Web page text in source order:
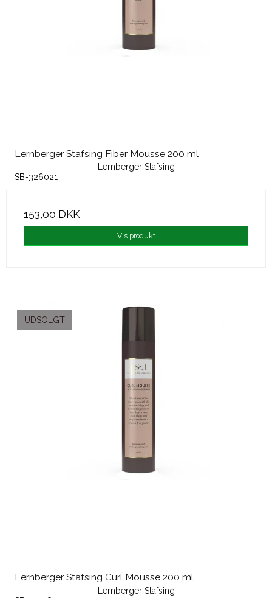
Lernberger Stafsing Fiber Mousse 200 ml
Lernberger Stafsing
SB-326021
153,00 DKK
Vis produkt
UDSOLGT
Lernberger Stafsing Curl Mousse 200 ml
Lernberger Stafsing